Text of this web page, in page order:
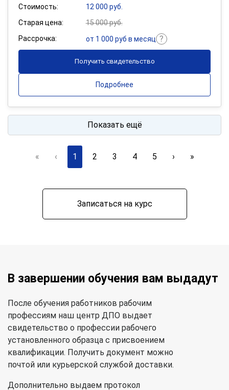
Стоимость:
12 000 руб.
Старая цена:
15 000 руб.
Рассрочка:
от 1 000 руб в месяц
Получить свидетельство
Подробнее
Показать ещё
« ‹ 1 2 3 4 5 › »
Записаться на курс
В завершении обучения вам выдадут
После обучения работников рабочим
профессиям наш центр ДПО выдает
свидетельство о профессии рабочего
установленного образца с присвоением
квалификации. Получить документ можно
почтой или курьерской службой доставки.
Дополнительно выдаем протокол